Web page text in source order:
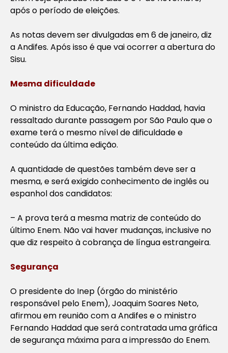
após o período de eleições.
As notas devem ser divulgadas em 6 de janeiro, diz
a Andifes. Após isso é que vai ocorrer a abertura do
Sisu.
Mesma dificuldade
O ministro da Educação, Fernando Haddad, havia
ressaltado durante passagem por São Paulo que o
exame terá o mesmo nível de dificuldade e
conteúdo da última edição.
A quantidade de questões também deve ser a
mesma, e será exigido conhecimento de inglês ou
espanhol dos candidatos:
– A prova terá a mesma matriz de conteúdo do
último Enem. Não vai haver mudanças, inclusive no
que diz respeito à cobrança de língua estrangeira.
Segurança
O presidente do Inep (órgão do ministério
responsável pelo Enem), Joaquim Soares Neto,
afirmou em reunião com a Andifes e o ministro
Fernando Haddad que será contratada uma gráfica
de segurança máxima para a impressão do Enem.